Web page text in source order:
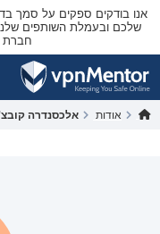
אנו בודקים ספקים על סמך
שלכם ובעמלת השותפים
חברת
אודות אלכסנדרה